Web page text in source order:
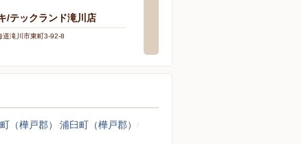
/テックランド滝川店
滝川市東町3-92-8
（樺戸郡）
浦臼町（樺戸郡）